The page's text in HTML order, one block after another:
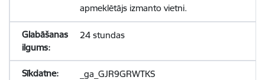
apmeklētājs izmanto vietni.
24 stundas
_ga_GJR9GRWTKS